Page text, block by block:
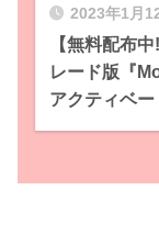
2023年1月
【無料配布
レード版『
アクティベ